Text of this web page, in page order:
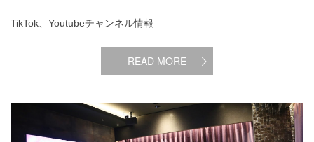
TikTok、Youtubeチャンネル情報
READ MORE
フロアガイド